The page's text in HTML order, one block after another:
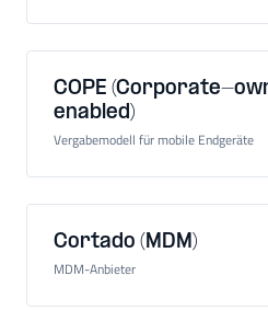
COPE (Corporate-
enabled)
Vergabemodell für mobile Endgeräte
Cortado (MDM)
MDM-Anbieter